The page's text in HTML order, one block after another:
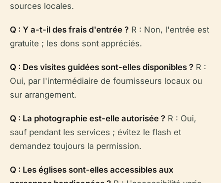
sources locales.
Q : Y a-t-il des frais d'entrée ? R : Non, l'entrée est
gratuite ; les dons sont appréciés.
Q : Des visites guidées sont-elles disponibles ? R :
Oui, par l'intermédiaire de fournisseurs locaux ou
sur arrangement.
Q : La photographie est-elle autorisée ? R : Oui,
sauf pendant les services ; évitez le flash et
demandez toujours la permission.
Q : Les églises sont-elles accessibles aux